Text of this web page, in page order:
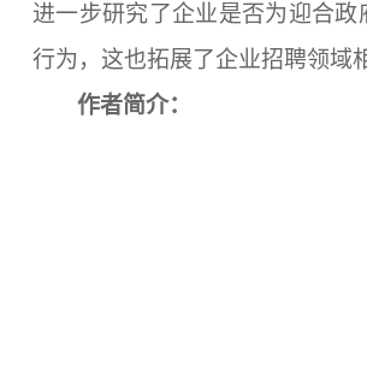
进一步研究了企业是否为迎合政
行为，这也拓展了企业招聘领域
作者简介：